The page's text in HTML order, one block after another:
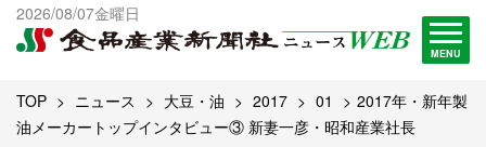
2026/08/07金曜日
MENU
出版物一覧へ
試読・購読申し込み
TOP ニュース 大豆・油 2017 01
2017年・新年製
油メーカートップインタビュー③ 新妻一彦・昭和産業社長